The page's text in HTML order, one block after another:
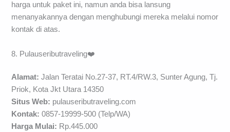
harga untuk paket ini, namun anda bisa lansung
menanyakannya dengan menghubungi mereka melalui nomor
kontak di atas.
8. Pulauseributraveling❤️
Alamat: Jalan Teratai No.27-37, RT.4/RW.3, Sunter Agung, Tj.
Priok, Kota Jkt Utara 14350
Situs Web: pulauseributraveling.com
Kontak: 0857-19999-500 (Telp/WA)
Harga Mulai: Rp.445.000